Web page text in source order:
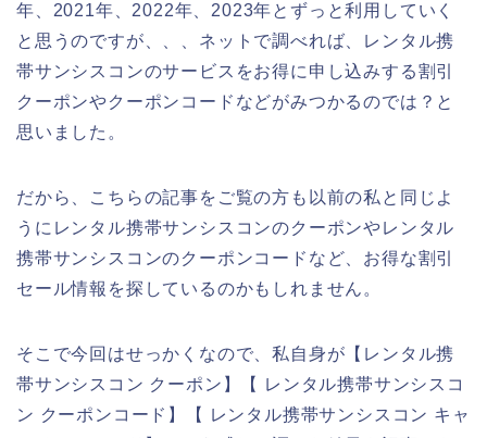
年、2021年、2022年、2023年とずっと利用していく
と思うのですが、、、ネットで調べれば、レンタル携
帯サンシスコンのサービスをお得に申し込みする割引
クーポンやクーポンコードなどがみつかるのでは？と
思いました。
だから、こちらの記事をご覧の方も以前の私と同じよ
うにレンタル携帯サンシスコンのクーポンやレンタル
携帯サンシスコンのクーポンコードなど、お得な割引
セール情報を探しているのかもしれません。
そこで今回はせっかくなので、私自身が【レンタル携
帯サンシスコン クーポン】【 レンタル携帯サンシスコ
ン クーポンコード】【 レンタル携帯サンシスコン キャ